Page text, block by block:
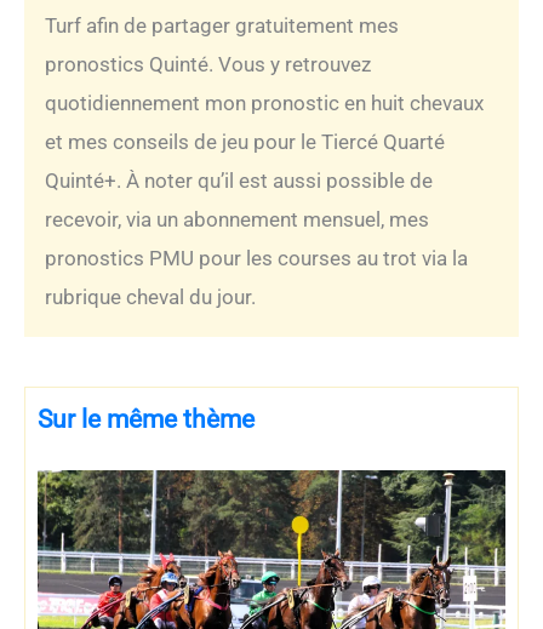
Turf afin de partager gratuitement mes
pronostics Quinté. Vous y retrouvez
quotidiennement mon pronostic en huit chevaux
et mes conseils de jeu pour le Tiercé Quarté
Quinté+. À noter qu’il est aussi possible de
recevoir, via un abonnement mensuel, mes
pronostics PMU pour les courses au trot via la
rubrique cheval du jour.
Sur le même thème